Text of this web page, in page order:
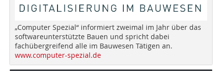
„Computer Spezial“ informiert zweimal im Jahr über das
softwareunterstützte Bauen und spricht dabei
fachübergreifend alle im Bauwesen Tätigen an.
www.computer-spezial.de